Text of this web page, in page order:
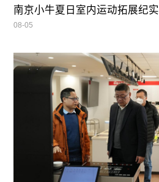
南京小牛夏日室内运动拓展纪实
08-05